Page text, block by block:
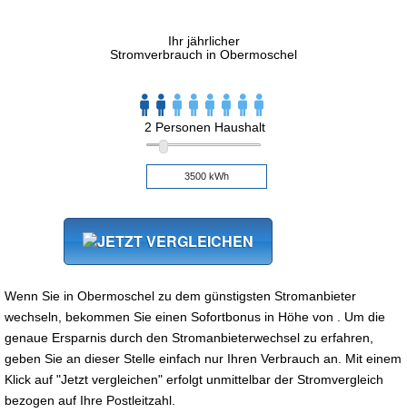
Ihr jährlicher
Stromverbrauch in Obermoschel
2 Personen Haushalt
Wenn Sie in Obermoschel zu dem günstigsten Stromanbieter
wechseln, bekommen Sie einen Sofortbonus in Höhe von . Um die
genaue Ersparnis durch den Stromanbieterwechsel zu erfahren,
geben Sie an dieser Stelle einfach nur Ihren Verbrauch an. Mit einem
Klick auf "Jetzt vergleichen" erfolgt unmittelbar der Stromvergleich
bezogen auf Ihre Postleitzahl.